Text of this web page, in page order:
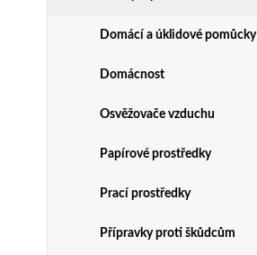
Domácí a úklidové pomůcky
Domácnost
Osvěžovače vzduchu
Papírové prostředky
Prací prostředky
Přípravky proti škůdcům